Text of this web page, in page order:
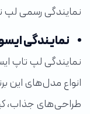
نمایندگی رسمی
نمایندگی
نمایندگی لپ تاپ
انواع مدل‌های این
طراحی‌های جذاب،